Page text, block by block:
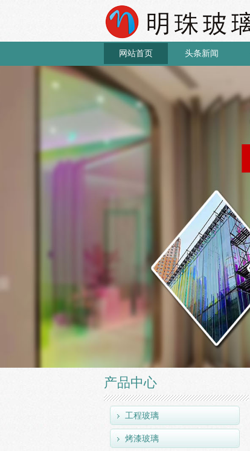
网站首页 头条新闻
产品中心
工程玻璃
烤漆玻璃